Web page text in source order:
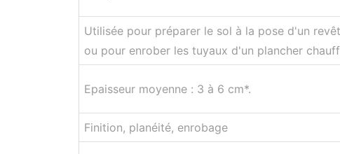
Utilisée pour préparer le sol à la pose d'un
ou pour enrober les tuyaux d'un plancher
Epaisseur moyenne : 3 à 6 cm*.
Finition, planéité, enrobage